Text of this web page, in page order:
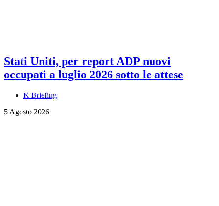
Stati Uniti, per report ADP nuovi
occupati a luglio 2026 sotto le attese
K Briefing
5 Agosto 2026